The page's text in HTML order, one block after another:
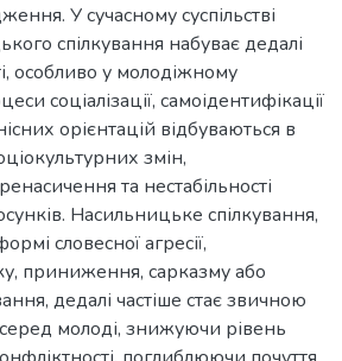
У сучасному суспільстві
спілкування набуває дедалі
особливо у молодіжному
соціалізації, самоідентифікації
орієнтацій відбуваються в
змін,
та нестабільності
Насильницьке спілкування,
словесної агресії,
приниження, сарказму або
дедалі частіше стає звичною
молоді, знижуючи рівень